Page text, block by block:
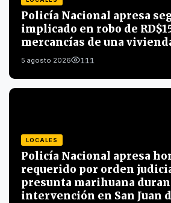
Policía Nacional apresa
implicado en robo de
mercancías de una
5 agosto 2026 111
LOCALES
Policía Nacional apresa
requerido por orden
presunta marihuana
intervención en San Juan